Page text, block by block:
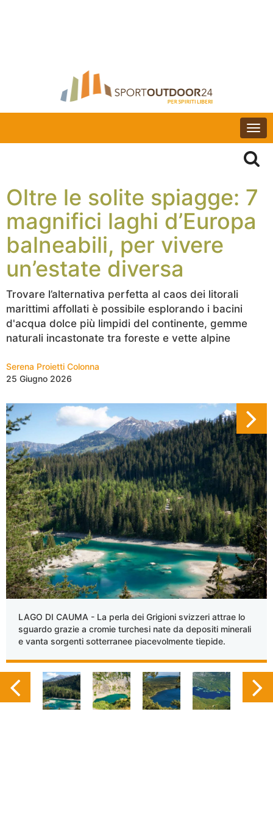
Oltre le solite spiagge: 7
magnifici laghi d’Europa
balneabili, per vivere
un’estate diversa
Trovare l’alternativa perfetta al caos dei litorali
marittimi affollati è possibile esplorando i bacini
d'acqua dolce più limpidi del continente, gemme
naturali incastonate tra foreste e vette alpine
Serena Proietti Colonna
25 Giugno 2026
LAGO DI CAUMA - La perla dei Grigioni svizzeri attrae lo
sguardo grazie a cromie turchesi nate da depositi minerali
e vanta sorgenti sotterranee piacevolmente tiepide.